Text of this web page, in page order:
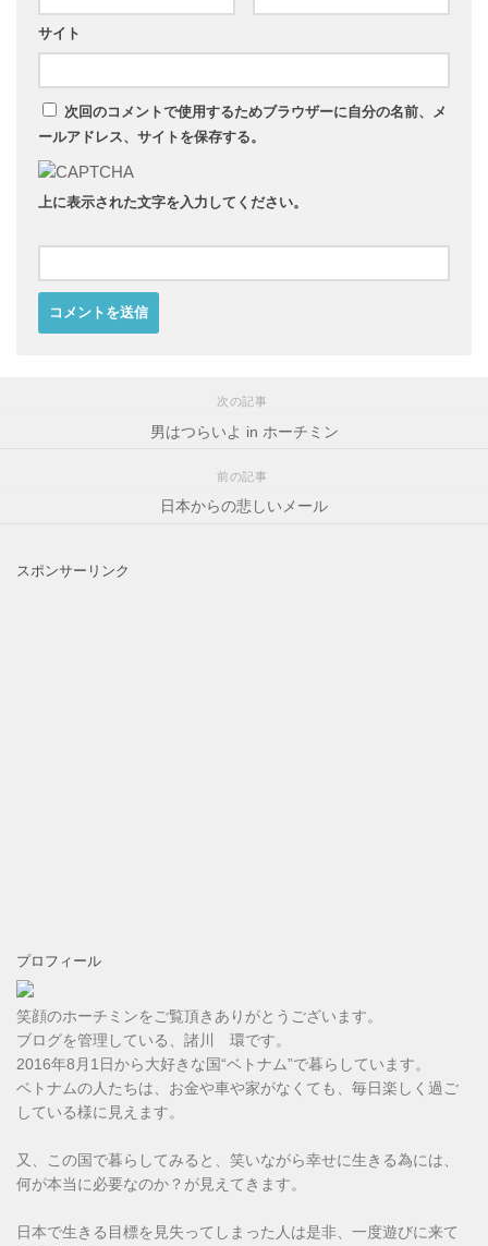
サイト
次回のコメントで使用するためブラウザーに自分の名前、メ
ールアドレス、サイトを保存する。
上に表示された文字を入力してください。
次の記事
男はつらいよ in ホーチミン
前の記事
日本からの悲しいメール
スポンサーリンク
プロフィール
笑顔のホーチミンをご覧頂きありがとうございます。
ブログを管理している、諸川 環です。
2016年8月1日から大好きな国“ベトナム”で暮らしています。
ベトナムの人たちは、お金や車や家がなくても、毎日楽しく過ご
している様に見えます。
又、この国で暮らしてみると、笑いながら幸せに生きる為には、
何が本当に必要なのか？が見えてきます。
日本で生きる目標を見失ってしまった人は是非、一度遊びに来て